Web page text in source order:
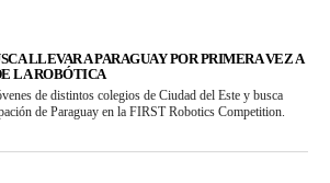
LLEVAR A PARAGUAY POR PRIMERA VEZ A
LA ROBÓTICA
de distintos colegios de Ciudad del Este y busca
de Paraguay en la FIRST Robotics Competition.